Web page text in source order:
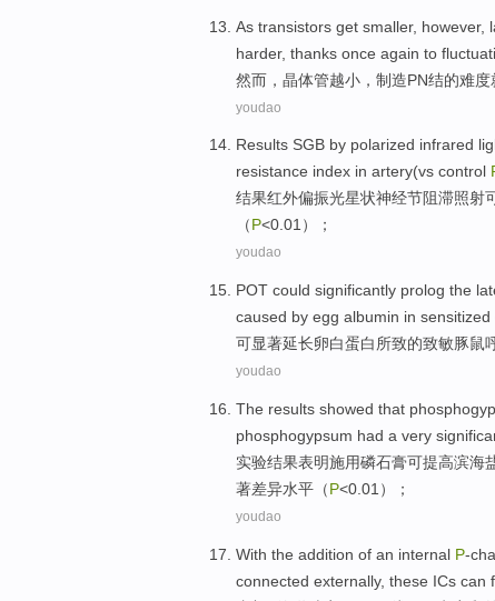
As transistors get smaller, however,
harder, thanks once again to
然而 ， 晶体管越小， 制造PN结的难度
youdao
Results SGB by polarized infrared
resistance index in artery(vs control
结果红外偏振光星状神经节阻滞照射
（P<0.01）；
youdao
POT could significantly prolog the
caused by egg albumin in
可显著延长卵白蛋白所致的致敏豚鼠
youdao
The results showed that
phosphogypsum had a very
实验结果表明施用磷石膏可提高滨海
著差异水平 （P<0.01）；
youdao
With the addition of an internal P-
connected externally, these ICs can